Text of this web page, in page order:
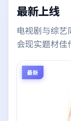
最新上线
电视剧与综
会现实题材佳
最新